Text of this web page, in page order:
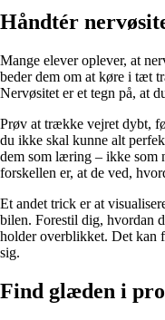
Håndtér
Mange elever oplever, at
beder dem om at køre i tæt
Nervøsitet er et tegn på, at
Prøv at trække vejret dybt,
du ikke skal kunne alt
dem som læring – ikke som
forskellen er, at de ved,
Et andet trick er at
bilen. Forestil dig, hvordan
holder overblikket. Det kan
sig.
Find glæden i